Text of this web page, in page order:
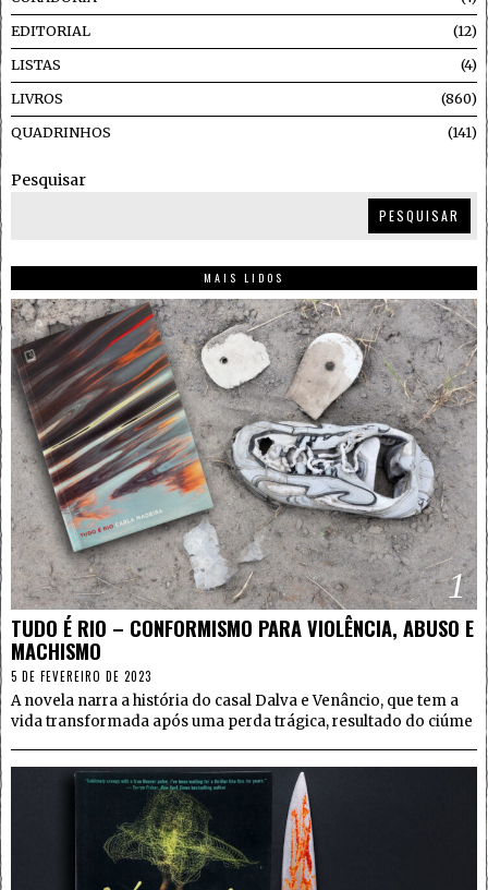
EDITORIAL 12
LISTAS 4
LIVROS 860
QUADRINHOS 141
Pesquisar
PESQUISAR
MAIS LIDOS
1
TUDO É RIO – CONFORMISMO PARA VIOLÊNCIA, ABUSO E
MACHISMO
5 DE FEVEREIRO DE 2023
A novela narra a história do casal Dalva e Venâncio, que tem a
vida transformada após uma perda trágica, resultado do ciúme